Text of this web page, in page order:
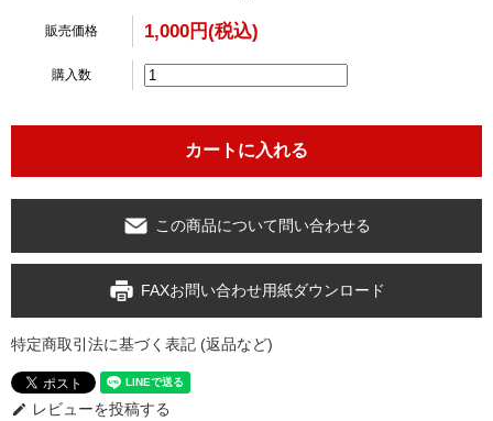
販売価格 1,000円(税込)
購入数
この商品について問い合わせる
FAXお問い合わせ用紙ダウンロード
特定商取引法に基づく表記 (返品など)
edit レビューを投稿する